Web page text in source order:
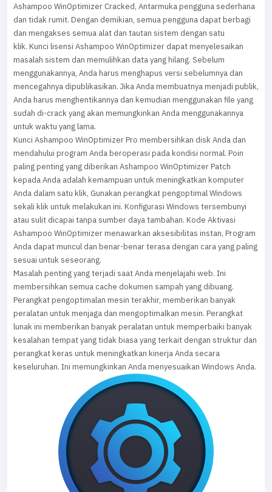
Ashampoo WinOptimizer Cracked, Antarmuka pengguna sederhana
dan tidak rumit. Dengan demikian, semua pengguna dapat berbagi
dan mengakses semua alat dan tautan sistem dengan satu
klik. Kunci lisensi Ashampoo WinOptimizer dapat menyelesaikan
masalah sistem dan memulihkan data yang hilang. Sebelum
menggunakannya, Anda harus menghapus versi sebelumnya dan
mencegahnya dipublikasikan. Jika Anda membuatnya menjadi publik,
Anda harus menghentikannya dan kemudian menggunakan file yang
sudah di-crack yang akan memungkinkan Anda menggunakannya
untuk waktu yang lama.
Kunci Ashampoo WinOptimizer Pro membersihkan disk Anda dan
mendahului program Anda beroperasi pada kondisi normal. Poin
paling penting yang diberikan Ashampoo WinOptimizer Patch
kepada Anda adalah kemampuan untuk meningkatkan komputer
Anda dalam satu klik, Gunakan perangkat pengoptimal Windows
sekali klik untuk melakukan ini. Konfigurasi Windows tersembunyi
atau sulit dicapai tanpa sumber daya tambahan. Kode Aktivasi
Ashampoo WinOptimizer menawarkan aksesibilitas instan, Program
Anda dapat muncul dan benar-benar terasa dengan cara yang paling
sesuai untuk seseorang.
Masalah penting yang terjadi saat Anda menjelajahi web. Ini
membersihkan semua cache dokumen sampah yang dibuang.
Perangkat pengoptimalan mesin terakhir, memberikan banyak
peralatan untuk menjaga dan mengoptimalkan mesin. Perangkat
lunak ini memberikan banyak peralatan untuk memperbaiki banyak
kesalahan tempat yang tidak biasa yang terkait dengan struktur dan
perangkat keras untuk meningkatkan kinerja Anda secara
keseluruhan. Ini memungkinkan Anda menyesuaikan Windows Anda.